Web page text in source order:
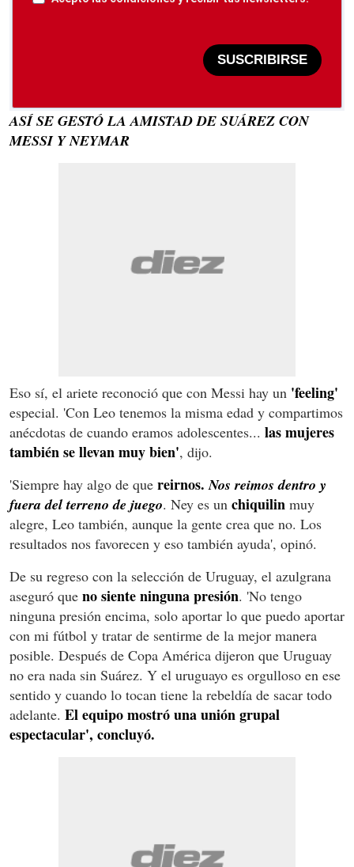
SUSCRIBIRSE
ASÍ SE GESTÓ LA AMISTAD DE SUÁREZ CON
MESSI Y NEYMAR
Eso sí, el ariete reconoció que con Messi hay un 'feeling'
especial. 'Con Leo tenemos la misma edad y compartimos
anécdotas de cuando eramos adolescentes... las mujeres
también se llevan muy bien', dijo.
'Siempre hay algo de que reirnos. Nos reimos dentro y
fuera del terreno de juego. Ney es un chiquilin muy
alegre, Leo también, aunque la gente crea que no. Los
resultados nos favorecen y eso también ayuda', opinó.
De su regreso con la selección de Uruguay, el azulgrana
aseguró que no siente ninguna presión. 'No tengo
ninguna presión encima, solo aportar lo que puedo aportar
con mi fútbol y tratar de sentirme de la mejor manera
posible. Después de Copa América dijeron que Uruguay
no era nada sin Suárez. Y el uruguayo es orgulloso en ese
sentido y cuando lo tocan tiene la rebeldía de sacar todo
adelante. El equipo mostró una unión grupal
espectacular', concluyó.